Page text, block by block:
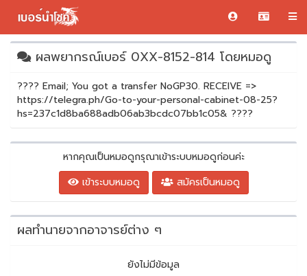
ผลพยากรณ์เบอร์ 0XX-8152-814 โดยหมอดู
???? Email; You got a transfer NoGP30. RECEIVE =>
https://telegra.ph/Go-to-your-personal-cabinet-08-25?
hs=237c1d8ba688adb06ab3bcdc07bb1c05& ????
หากคุณเป็นหมอดูกรุณาเข้าระบบหมอดูก่อนค่ะ
เข้าระบบหมอดู
สมัครเป็นหมอดู
ผลทำนายจากอาจารย์ต่าง ๆ
ยังไม่มีข้อมูล